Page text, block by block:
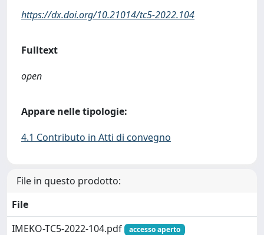
https://dx.doi.org/10.21014/tc5-2022.104
Fulltext
open
Appare nelle tipologie:
4.1 Contributo in Atti di convegno
File in questo prodotto:
File
IMEKO-TC5-2022-104.pdf
accesso aperto